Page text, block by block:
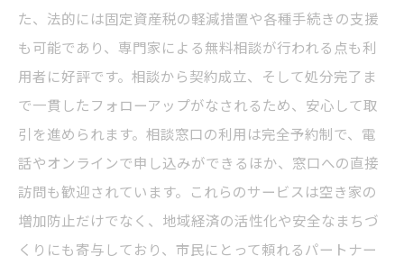
た、法的には固定資産税の軽減措置や各種手続きの支援
も可能であり、専門家による無料相談が行われる点も利
用者に好評です。相談から契約成立、そして処分完了ま
で一貫したフォローアップがなされるため、安心して取
引を進められます。相談窓口の利用は完全予約制で、電
話やオンラインで申し込みができるほか、窓口への直接
訪問も歓迎されています。これらのサービスは空き家の
増加防止だけでなく、地域経済の活性化や安全なまちづ
くりにも寄与しており、市民にとって頼れるパートナー